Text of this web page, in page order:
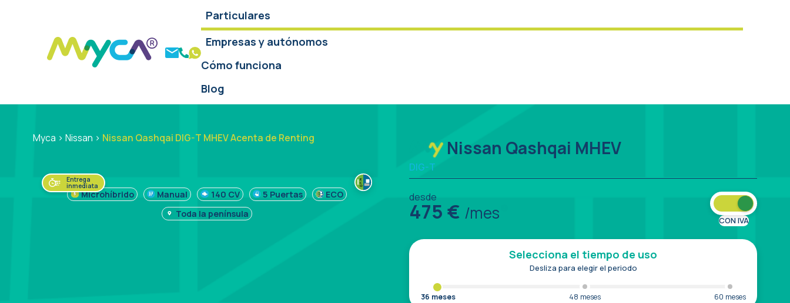
Particulares
Empresas y autónomos
Cómo funciona
Blog
Myca > Nissan > Nissan Qashqai DIG-T MHEV Acenta de Renting
Entrega
inmediata
Microhíbrido Manual 140 CV 5 Puertas
ECO
Toda la península
Nissan Qashqai MHEV
DIG-T
desde
475 € /mes CON IVA
Selecciona el tiempo de uso
Desliza para elegir el periodo
36 meses 48 meses 60 meses